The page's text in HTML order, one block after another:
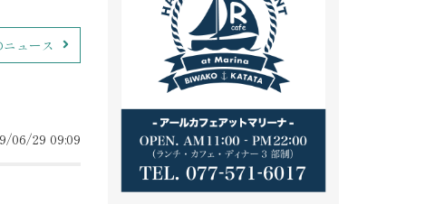
ニュース
06/29 09:09